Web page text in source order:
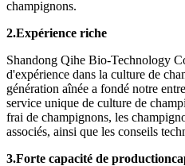
champignons.
2.Expérience riche
Shandong Qihe Bio-Technology
d'expérience dans la culture de
génération aînée a fondé notre
service unique de culture de
frai de champignons, les
associés, ainsi que les conseils
3.Forte capacité de production